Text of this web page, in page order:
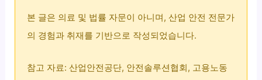
본 글은 의료 및 법률 자문이 아니며, 산업 안전 전문가
의 경험과 취재를 기반으로 작성되었습니다.
참고 자료: 산업안전공단, 안전솔루션협회, 고용노동